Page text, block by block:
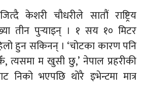
केशरी चौधरीले सातौं राष्ट्रिय
तीन पुर्‍याइन् । १ सय १० मिटर
हुन सकिनन् । ‘चोटका कारण पनि
त्यसमा म खुसी छु,’ नेपाल प्रहरीकी
निको भएपछि थोरै इभेन्टमा मात्र